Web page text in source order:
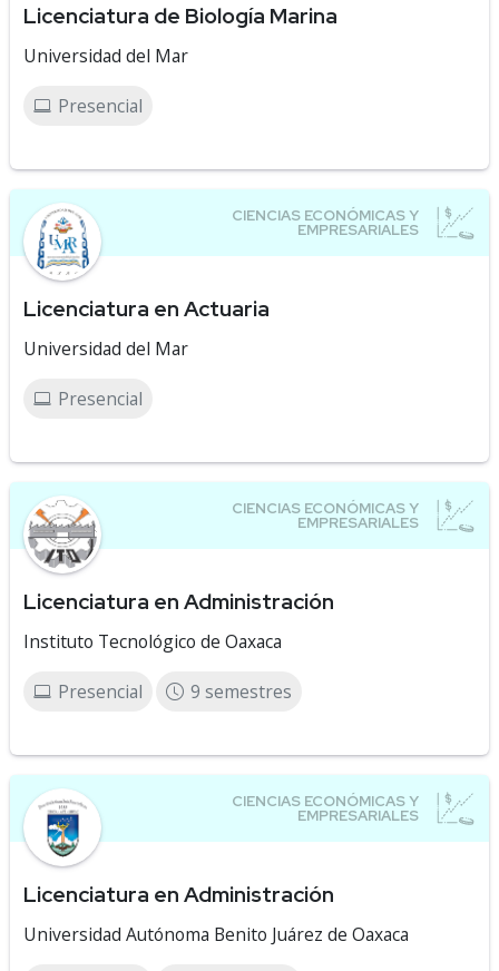
Licenciatura de Biología Marina
Universidad del Mar
Presencial
Licenciatura en Actuaria
Universidad del Mar
Presencial
Licenciatura en Administración
Instituto Tecnológico de Oaxaca
Presencial 9 semestres
Licenciatura en Administración
Universidad Autónoma Benito Juárez de Oaxaca